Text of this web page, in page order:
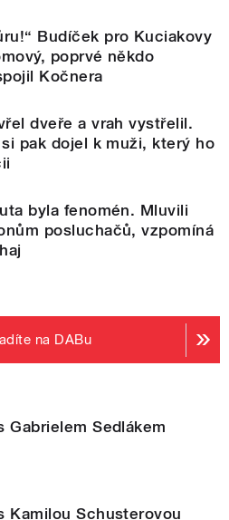
Budíček pro Kuciakovy
poprvé někdo
Kočnera
dveře a vrah vystřelil.
pak dojel k muži, který ho
byla fenomén. Mluvili
posluchačů, vzpomíná
na DABu
Gabrielem Sedlákem
Kamilou Schusterovou